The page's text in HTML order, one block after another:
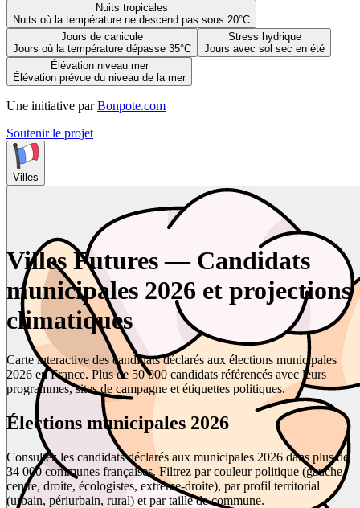
Nuits tropicales
Nuits où la température ne descend pas sous 20°C
Jours de canicule
Jours où la température dépasse 35°C
Stress hydrique
Jours avec sol sec en été
Élévation niveau mer
Élévation prévue du niveau de la mer
Une initiative par Bonpote.com
Soutenir le projet
Villes
Villes Futures — Candidats
municipales 2026 et projections
climatiques
Carte interactive des candidats déclarés aux élections municipales
2026 en France. Plus de 50 000 candidats référencés avec leurs
programmes, sites de campagne et étiquettes politiques.
Élections municipales 2026
Consultez les candidats déclarés aux municipales 2026 dans plus de
34 000 communes françaises. Filtrez par couleur politique (gauche,
centre, droite, écologistes, extrême-droite), par profil territorial
(urbain, périurbain, rural) et par taille de commune.